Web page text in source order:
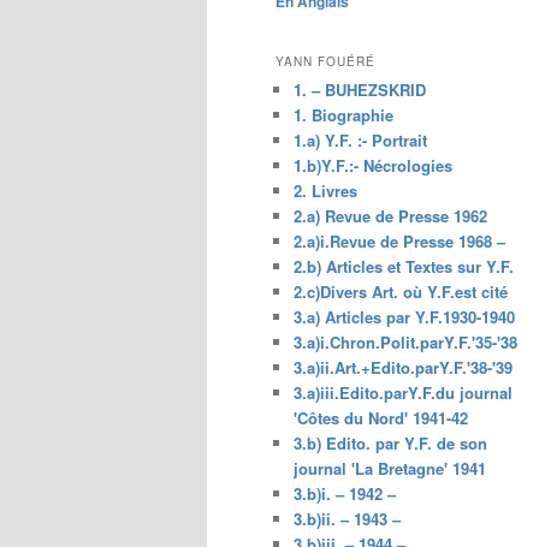
principal
YANN FOUÉRÉ
1. – BUHEZSKRID
1. Biographie
1.a) Y.F. :- Portrait
1.b)Y.F.:- Nécrologies
2. Livres
2.a) Revue de Presse 1962
2.a)i.Revue de Presse 1968 –
2.b) Articles et Textes sur Y.F.
2.c)Divers Art. où Y.F.est cité
3.a) Articles par Y.F.1930-1940
3.a)i.Chron.Polit.parY.F.'35-'38
3.a)ii.Art.+Edito.parY.F.'38-'39
3.a)iii.Edito.parY.F.du journal
'Côtes du Nord' 1941-42
3.b) Edito. par Y.F. de son
journal 'La Bretagne' 1941
3.b)i. – 1942 –
3.b)ii. – 1943 –